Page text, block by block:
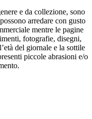
e da collezione, sono
arredare con gusto
mentre le pagine
fotografie, disegni,
del giornale e la sottile
piccole abrasioni e/o